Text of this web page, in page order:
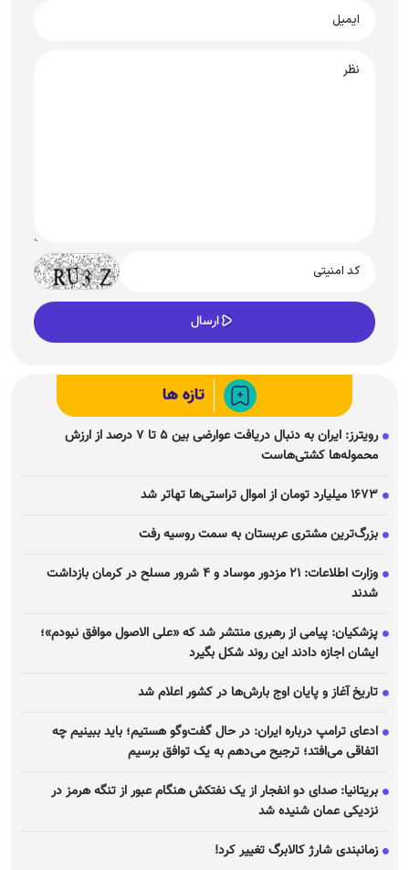
تازه ها
رویترز: ایران به دنبال دریافت عوارضی بین ۵ تا ۷ درصد از ارزش
محموله‌ها کشتی‌هاست
۱۶۷۳ میلیارد تومان از اموال تراستی‌ها تهاتر شد
بزرگ‌ترین مشتری عربستان به سمت روسیه رفت
وزارت اطلاعات: ۲۱ مزدور موساد و ۴ شرور مسلح در کرمان بازداشت
شدند
پزشکیان: پیامی از رهبری منتشر شد که «علی الاصول موافق نبودم»؛
ایشان اجازه دادند این روند شکل بگیرد
تاریخ آغاز و پایان اوج بارش‌ها در کشور اعلام شد
ادعای ترامپ درباره ایران: در حال گفت‌و‌گو هستیم؛ باید ببینیم چه
اتفاقی می‌افتد؛ ترجیح می‌دهم به یک توافق برسیم
بریتانیا: صدای دو انفجار از یک نفتکش هنگام عبور از تنگه هرمز در
نزدیکی عمان شنیده شد
زمانبندی شارژ کالابرگ تغییر کرد!